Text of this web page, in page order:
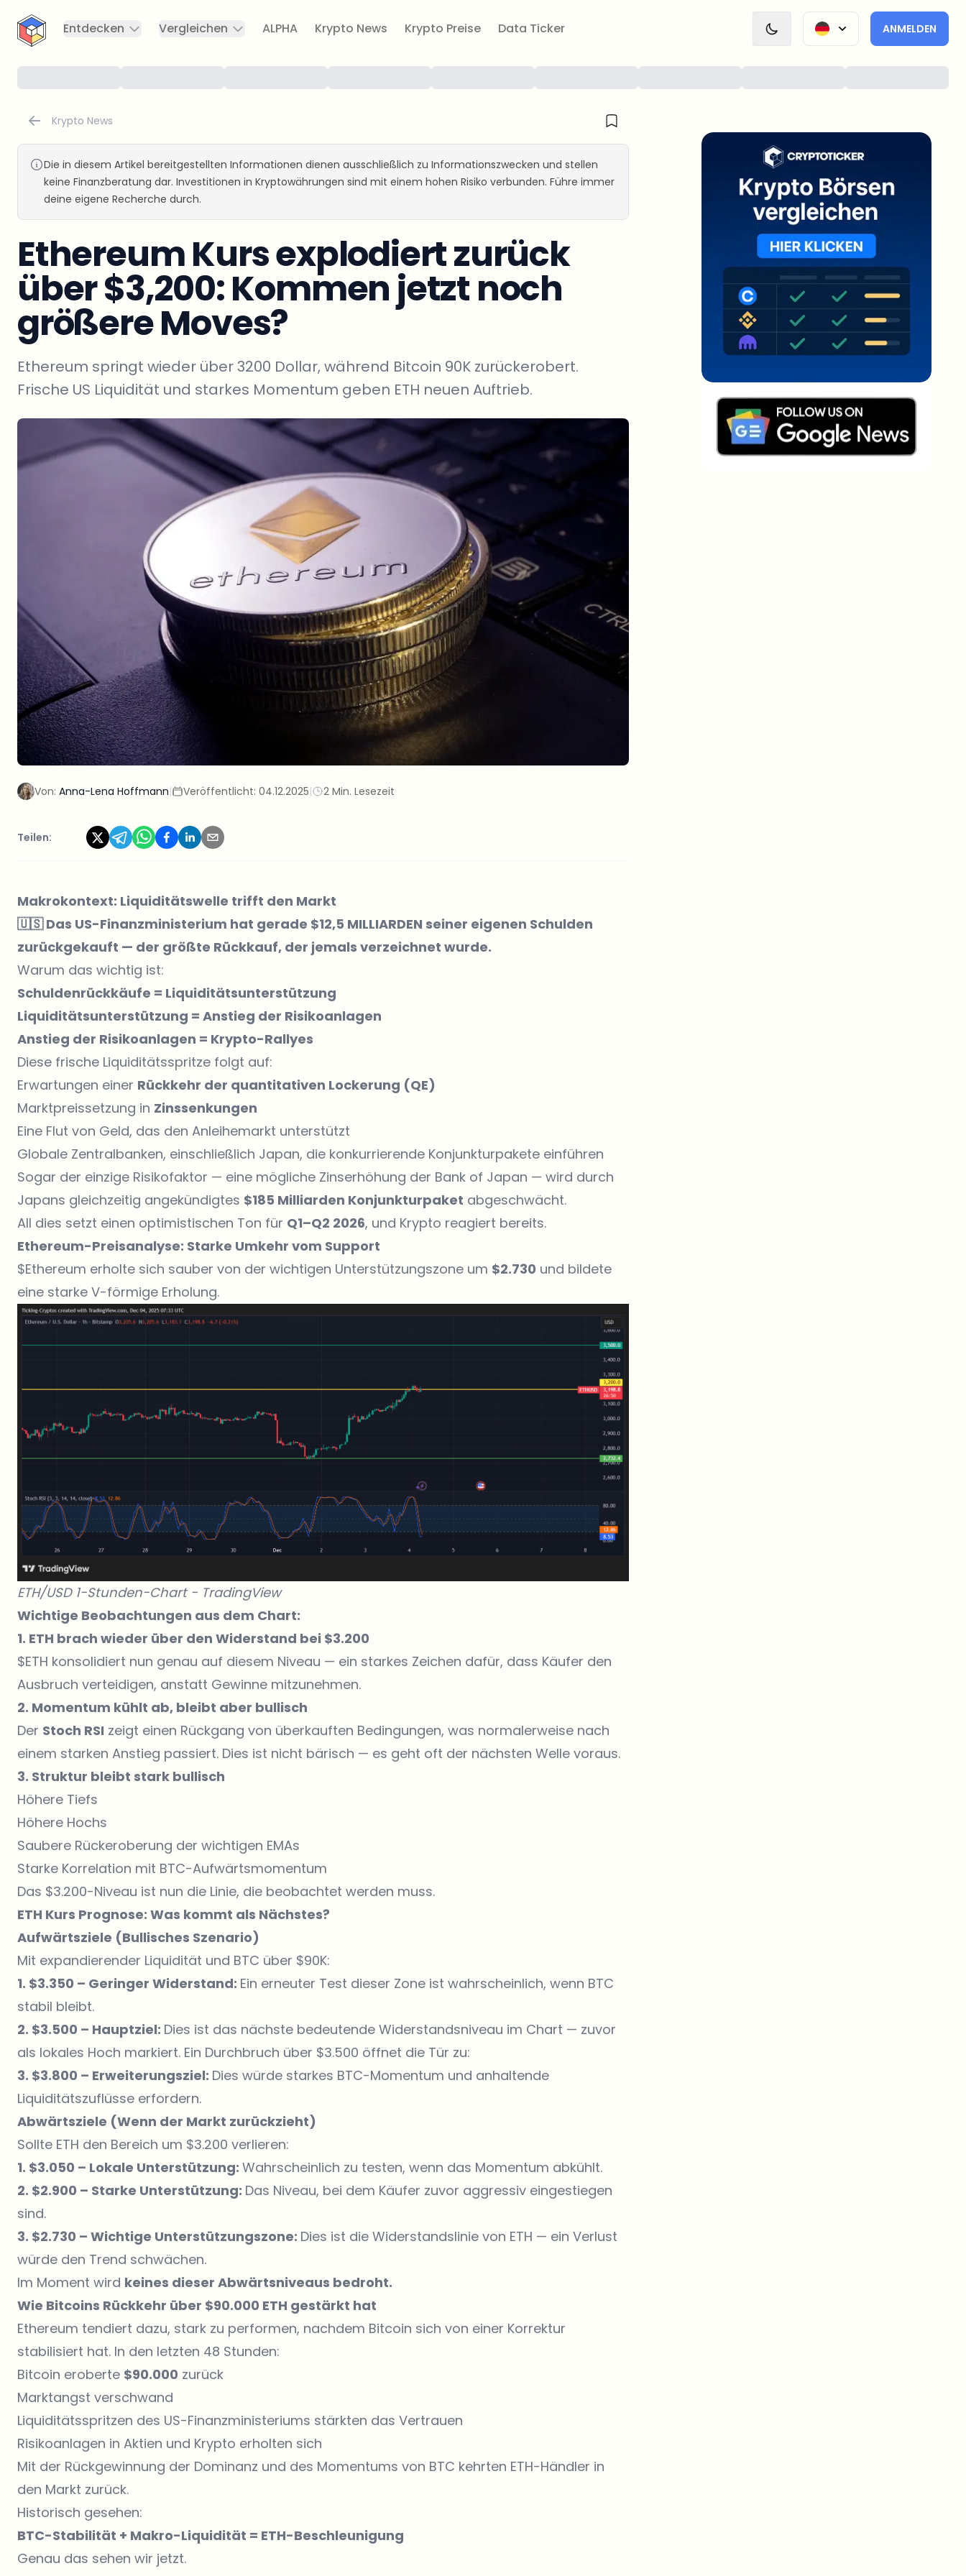
CryptoTicker
Entdecken
Vergleichen ALPHA Krypto News Krypto Preise Data Ticker ANMELDEN
Krypto News
Die in diesem Artikel bereitgestellten Informationen dienen ausschließlich zu Informationszwecken und stellen
keine Finanzberatung dar. Investitionen in Kryptowährungen sind mit einem hohen Risiko verbunden. Führe immer
deine eigene Recherche durch.
Ethereum Kurs explodiert zurück
über $3,200: Kommen jetzt noch
größere Moves?
Ethereum springt wieder über 3200 Dollar, während Bitcoin 90K zurückerobert.
Frische US Liquidität und starkes Momentum geben ETH neuen Auftrieb.
Von: Anna-Lena Hoffmann| Veröffentlicht: 04.12.2025| 2 Min. Lesezeit
Teilen:
Makrokontext: Liquiditätswelle trifft den Markt
🇺🇸 Das US-Finanzministerium hat gerade $12,5 MILLIARDEN seiner eigenen Schulden
zurückgekauft — der größte Rückkauf, der jemals verzeichnet wurde.
Warum das wichtig ist:
Schuldenrückkäufe = Liquiditätsunterstützung
Liquiditätsunterstützung = Anstieg der Risikoanlagen
Anstieg der Risikoanlagen = Krypto-Rallyes
Diese frische Liquiditätsspritze folgt auf:
Erwartungen einer Rückkehr der quantitativen Lockerung (QE)
Marktpreissetzung in Zinssenkungen
Eine Flut von Geld, das den Anleihemarkt unterstützt
Globale Zentralbanken, einschließlich Japan, die konkurrierende Konjunkturpakete einführen
Sogar der einzige Risikofaktor — eine mögliche Zinserhöhung der Bank of Japan — wird durch
Japans gleichzeitig angekündigtes $185 Milliarden Konjunkturpaket abgeschwächt.
All dies setzt einen optimistischen Ton für Q1–Q2 2026, und Krypto reagiert bereits.
Ethereum-Preisanalyse: Starke Umkehr vom Support
$Ethereum erholte sich sauber von der wichtigen Unterstützungszone um $2.730 und bildete
eine starke V-förmige Erholung.
ETH/USD 1-Stunden-Chart - TradingView
Wichtige Beobachtungen aus dem Chart:
1. ETH brach wieder über den Widerstand bei $3.200
$ETH konsolidiert nun genau auf diesem Niveau — ein starkes Zeichen dafür, dass Käufer den
Ausbruch verteidigen, anstatt Gewinne mitzunehmen.
2. Momentum kühlt ab, bleibt aber bullisch
Der Stoch RSI zeigt einen Rückgang von überkauften Bedingungen, was normalerweise nach
einem starken Anstieg passiert. Dies ist nicht bärisch — es geht oft der nächsten Welle voraus.
3. Struktur bleibt stark bullisch
Höhere Tiefs
Höhere Hochs
Saubere Rückeroberung der wichtigen EMAs
Starke Korrelation mit BTC-Aufwärtsmomentum
Das $3.200-Niveau ist nun die Linie, die beobachtet werden muss.
ETH Kurs Prognose: Was kommt als Nächstes?
Aufwärtsziele (Bullisches Szenario)
Mit expandierender Liquidität und BTC über $90K:
1. $3.350 – Geringer Widerstand: Ein erneuter Test dieser Zone ist wahrscheinlich, wenn BTC
stabil bleibt.
2. $3.500 – Hauptziel: Dies ist das nächste bedeutende Widerstandsniveau im Chart — zuvor
als lokales Hoch markiert. Ein Durchbruch über $3.500 öffnet die Tür zu:
3. $3.800 – Erweiterungsziel: Dies würde starkes BTC-Momentum und anhaltende
Liquiditätszuflüsse erfordern.
Abwärtsziele (Wenn der Markt zurückzieht)
Sollte ETH den Bereich um $3.200 verlieren:
1. $3.050 – Lokale Unterstützung: Wahrscheinlich zu testen, wenn das Momentum abkühlt.
2. $2.900 – Starke Unterstützung: Das Niveau, bei dem Käufer zuvor aggressiv eingestiegen
sind.
3. $2.730 – Wichtige Unterstützungszone: Dies ist die Widerstandslinie von ETH — ein Verlust
würde den Trend schwächen.
Im Moment wird keines dieser Abwärtsniveaus bedroht.
Wie Bitcoins Rückkehr über $90.000 ETH gestärkt hat
Ethereum tendiert dazu, stark zu performen, nachdem Bitcoin sich von einer Korrektur
stabilisiert hat. In den letzten 48 Stunden:
Bitcoin eroberte $90.000 zurück
Marktangst verschwand
Liquiditätsspritzen des US-Finanzministeriums stärkten das Vertrauen
Risikoanlagen in Aktien und Krypto erholten sich
Mit der Rückgewinnung der Dominanz und des Momentums von BTC kehrten ETH-Händler in
den Markt zurück.
Historisch gesehen:
BTC-Stabilität + Makro-Liquidität = ETH-Beschleunigung
Genau das sehen wir jetzt.